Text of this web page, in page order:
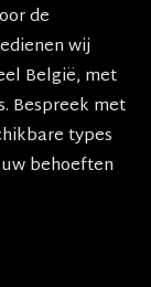
de
wij
België, met
Bespreek met
types
behoeften